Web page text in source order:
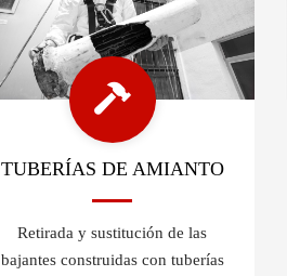
TUBERÍAS DE AMIANTO
Retirada y sustitución de las
bajantes construidas con tuberías